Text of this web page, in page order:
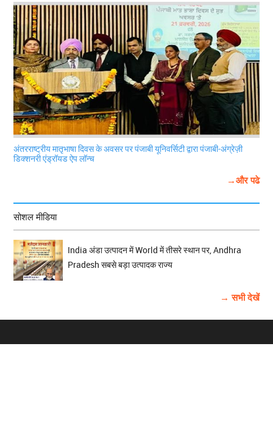
अंतरराष्ट्रीय मातृभाषा दिवस के अवसर पर पंजाबी यूनिवर्सिटी द्वारा पंजाबी-अंग्रेज़ी
डिक्शनरी एंड्रॉयड ऐप लॉन्च
→और पढे
सोशल मीडिया
India अंडा उत्पादन में World में तीसरे स्थान पर, Andhra
Pradesh सबसे बड़ा उत्पादक राज्य
→ सभी देखें